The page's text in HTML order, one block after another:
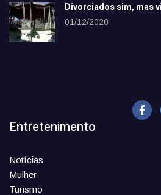
Divorciados sim, mas
01/12/2020
Entretenimento
Notícias
Mulher
Turismo